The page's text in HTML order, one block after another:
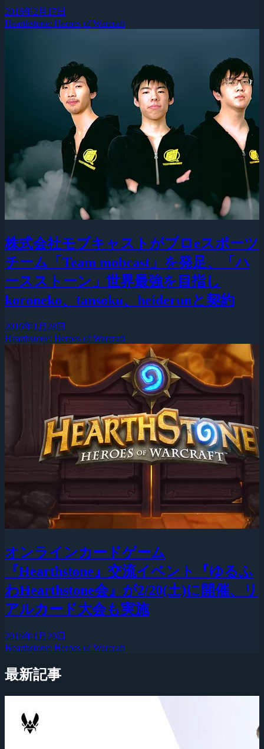
2016年2月17日
Hearthstone: Heroes of Warcraft
株式会社モブキャストがプロeスポーツ
チーム「Team mobcast」を発足、「ハ
ースストーン」世界最強を目指し
koroneko、tansoku、heiderunと契約
2016年1月28日
Hearthstone: Heroes of Warcraft
オンラインカードゲーム
『Hearthstone』交流イベント『ゆるふ
わHearthstone会』が2/20(土)に開催、リ
アルカード大会も実施
2016年1月20日
Hearthstone: Heroes of Warcraft
最新記事